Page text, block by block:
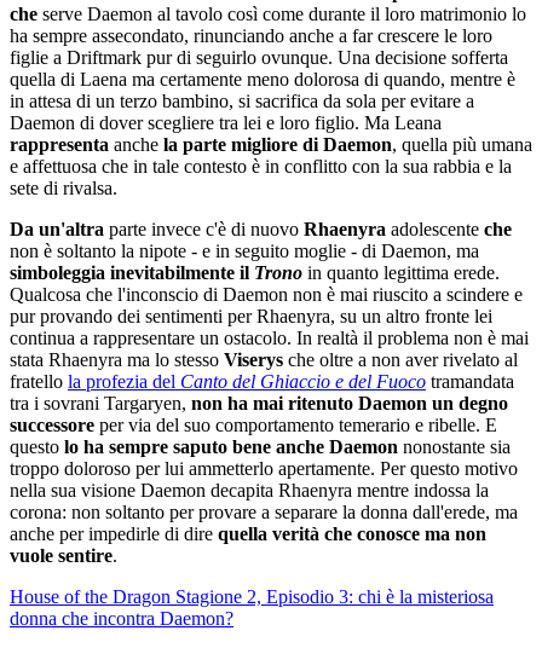
che serve Daemon al tavolo così come durante il loro matrimonio lo
ha sempre assecondato, rinunciando anche a far crescere le loro
figlie a Driftmark pur di seguirlo ovunque. Una decisione sofferta
quella di Laena ma certamente meno dolorosa di quando, mentre è
in attesa di un terzo bambino, si sacrifica da sola per evitare a
Daemon di dover scegliere tra lei e loro figlio. Ma Leana
rappresenta anche la parte migliore di Daemon, quella più umana
e affettuosa che in tale contesto è in conflitto con la sua rabbia e la
sete di rivalsa.
Da un'altra parte invece c'è di nuovo Rhaenyra adolescente che
non è soltanto la nipote - e in seguito moglie - di Daemon, ma
simboleggia inevitabilmente il Trono in quanto legittima erede.
Qualcosa che l'inconscio di Daemon non è mai riuscito a scindere e
pur provando dei sentimenti per Rhaenyra, su un altro fronte lei
continua a rappresentare un ostacolo. In realtà il problema non è mai
stata Rhaenyra ma lo stesso Viserys che oltre a non aver rivelato al
fratello la profezia del Canto del Ghiaccio e del Fuoco tramandata
tra i sovrani Targaryen, non ha mai ritenuto Daemon un degno
successore per via del suo comportamento temerario e ribelle. E
questo lo ha sempre saputo bene anche Daemon nonostante sia
troppo doloroso per lui ammetterlo apertamente. Per questo motivo
nella sua visione Daemon decapita Rhaenyra mentre indossa la
corona: non soltanto per provare a separare la donna dall'erede, ma
anche per impedirle di dire quella verità che conosce ma non
vuole sentire.
House of the Dragon Stagione 2, Episodio 3: chi è la misteriosa
donna che incontra Daemon?